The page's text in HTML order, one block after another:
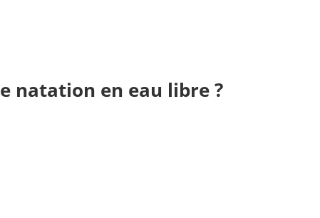
natation en eau libre ?